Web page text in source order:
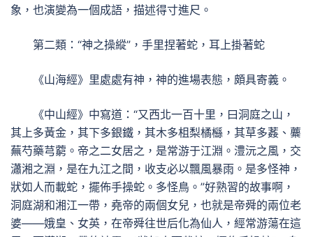
象，也演變為一個成語，描述得寸進尺。
第二類：“神之操縱”，手里捏著蛇，耳上掛著蛇
《山海經》里處處有神，神的進場表態，頗具寄義。
《中山經》中寫道：“又西北一百十里，曰洞庭之山，
其上多黃金，其下多銀鐵，其木多柤梨橘櫾，其草多葌、蘪
蕪芍藥芎藭。帝之二女居之，是常游于江淵。澧沅之風，交
瀟湘之淵，是在九江之間，收支必以飄風暴雨。是多怪神，
狀如人而載蛇，擺佈手操蛇。多怪鳥。”好熟習的故事啊，
洞庭湖和湘江一帶，堯帝的兩個女兒，也就是帝舜的兩位老
婆——娥皇、女英，在帝舜往世后化為仙人，經常游蕩在這